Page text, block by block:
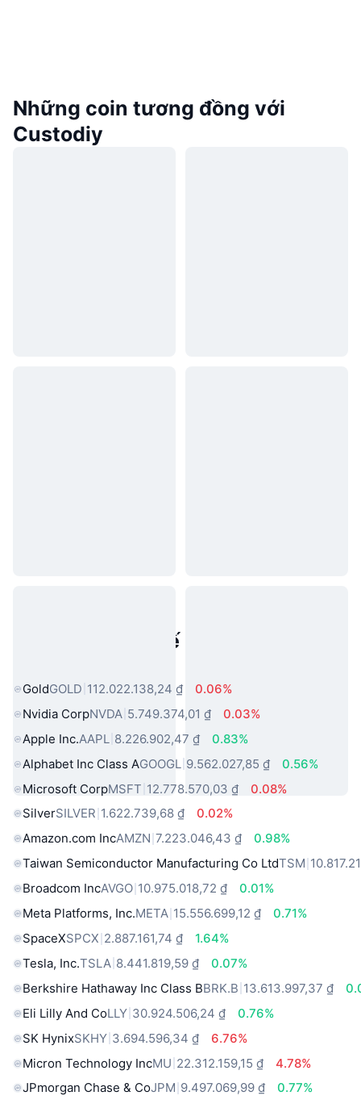
Những coin tương đồng với
Custodiy
Tài sản trong thế giới thực phổ
GoldGOLD 112.022.138,24 ₫
0.06%
Nvidia CorpNVDA 5.749.374,01 ₫
0.03%
Apple Inc.AAPL 8.226.902,47 ₫
0.83%
Alphabet Inc Class AGOOGL 9.562.027,85 ₫
0.56%
Microsoft CorpMSFT 12.778.570,03 ₫
0.08%
SilverSILVER 1.622.739,68 ₫
0.02%
Amazon.com IncAMZN 7.223.046,43 ₫
0.98%
Taiwan Semiconductor Manufacturing Co LtdTSM
Broadcom IncAVGO 10.975.018,72 ₫
0.01%
Meta Platforms, Inc.META 15.556.699,12 ₫
0.71%
SpaceXSPCX 2.887.161,74 ₫
1.64%
Tesla, Inc.TSLA 8.441.819,59 ₫
0.07%
Berkshire Hathaway Inc Class BBRK.B 13.613.997,37 ₫
Eli Lilly And CoLLY 30.924.506,24 ₫
0.76%
SK HynixSKHY 3.694.596,34 ₫
6.76%
Micron Technology IncMU 22.312.159,15 ₫
4.78%
JPmorgan Chase & CoJPM 9.497.069,99 ₫
0.77%